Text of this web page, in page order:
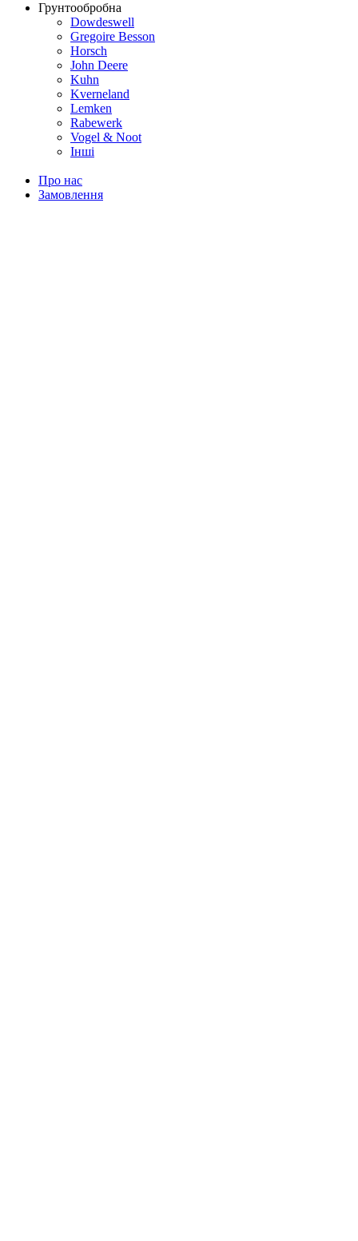
Грунтообробна
Dowdeswell
Gregoire Besson
Horsch
John Deere
Kuhn
Kverneland
Lemken
Rabewerk
Vogel & Noot
Інші
Про нас
Замовлення